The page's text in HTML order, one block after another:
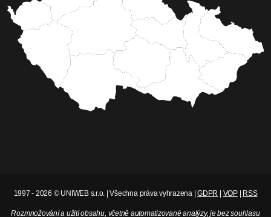
1997 - 2026 © UNIWEB s.r.o. | Všechna práva vyhrazena |GDPR VOP| RSS
Rozmnožování a užití obsahu, včetně automatizované analýzy, je bez souhlasu